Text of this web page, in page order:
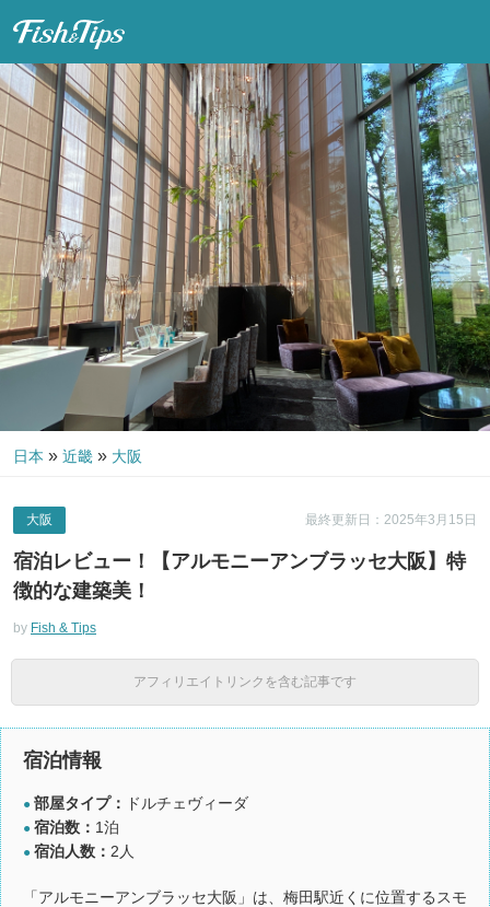
日本 » 近畿 » 大阪
最終更新日：2025年3月15日
大阪
宿泊レビュー！【アルモニーアンブラッセ大阪】特
徴的な建築美！
by Fish & Tips
アフィリエイトリンクを含む記事です
宿泊情報
● 部屋タイプ： ドルチェヴィーダ
● 宿泊数： 1泊
● 宿泊人数： 2人
「アルモニーアンブラッセ大阪」は、梅田駅近くに位置するスモ